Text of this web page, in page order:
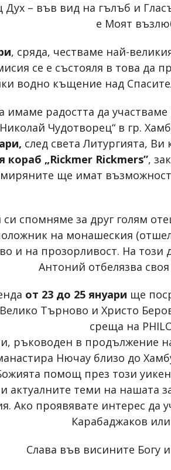
– във вид на гълъб и
е Моят
, сряда, честваме най-
се е състояля в това да
водно къщение над
имаме радостта да
Чудотворец“ в гр.
след света Литургията, Ви
кораб „Rickmer Rickmers”,
ще имат възможност
си спомняме за друг голям
на монашеския
и на прозорливост. На
Антоний отбелязва
от 23 до 25 януари ще
Търново и Христо
среща на
ръководен в продължение
Нючау близо до
помощ през този
актуалните теми на нашата
Ако проявявате интерес
Карабаджаков
Слава във висините Богу